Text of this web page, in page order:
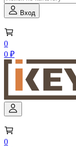
Вход
0
0 ₽
0